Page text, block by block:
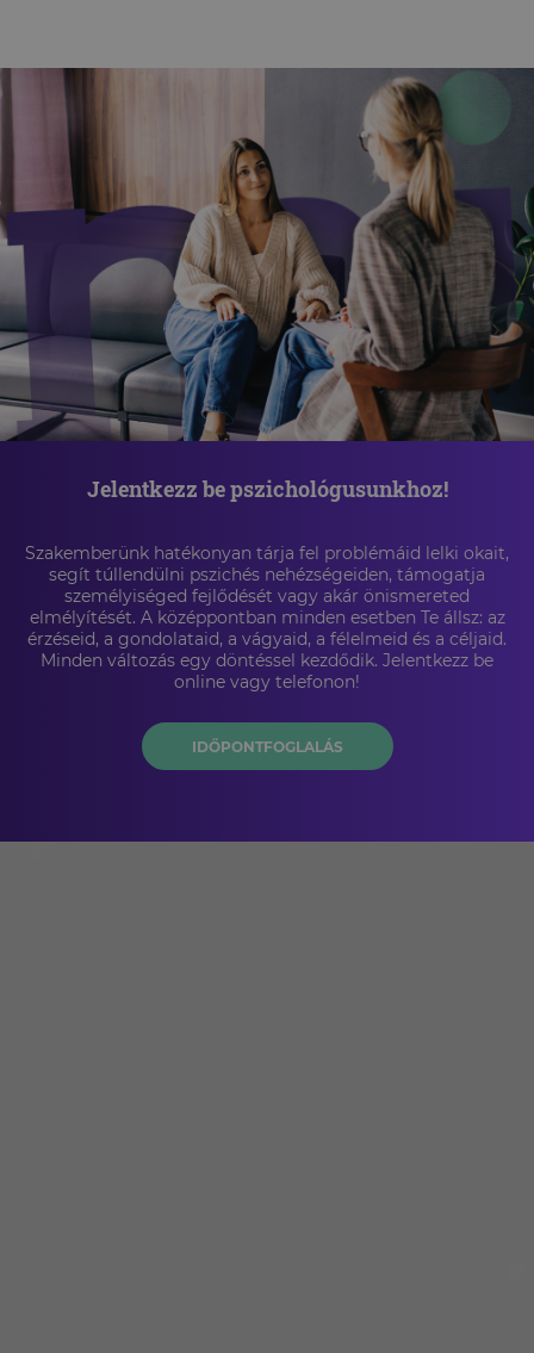
Jelentkezz be pszichológusunkhoz!
Szakemberünk hatékonyan tárja fel problémáid lelki okait,
segít túllendülni pszichés nehézségeiden, támogatja
személyiséged fejlődését vagy akár önismereted
elmélyítését. A középpontban minden esetben Te állsz: az
érzéseid, a gondolataid, a vágyaid, a félelmeid és a céljaid.
Minden változás egy döntéssel kezdődik. Jelentkezz be
online vagy telefonon!
IDŐPONTFOGLALÁS